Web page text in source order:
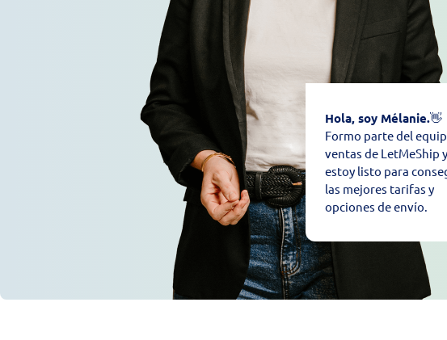
Hola, soy Mélanie.👋
Formo parte del
ventas de LetMeShip y
estoy listo para
las mejores tarifas y
opciones de envío.